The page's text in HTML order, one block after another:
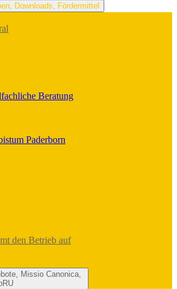
Downloads, Fördermittel
Beratung
Paderborn
den Betrieb auf
Missio Canonica,